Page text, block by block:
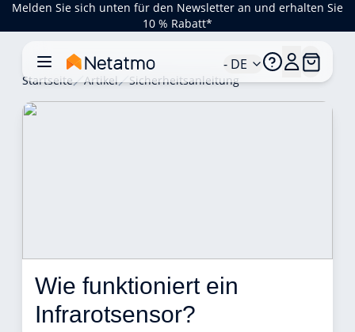
Melden Sie sich unten für den Newsletter an und erhalten Sie
10 % Rabatt*
- DE
Startseite Artikel Sicherheitsanleitung
Wie funktioniert ein
Infrarotsensor?